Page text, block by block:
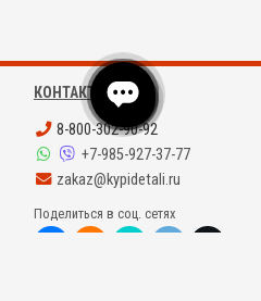
КОНТАКТЫ
8-800-302-90-92
+7-985-927-37-77
zakaz@kypidetali.ru
Поделиться в соц. сетях